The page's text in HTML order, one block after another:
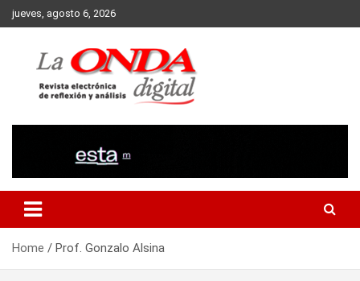
Skip
to
jueves, agosto 6, 2026
Home Prof. Gonzalo Alsina